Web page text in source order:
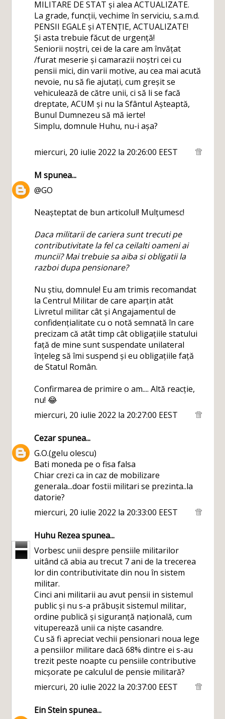
MILITARE DE STAT și alea ACTUALIZATE.
La grade, funcții, vechime în serviciu, s.a.m.d.
PENSII EGALE și ATENȚIE, ACTUALIZATE!
Și asta trebuie făcut de urgență!
Seniorii noștri, cei de la care am învățat
/furat meserie și camarazii noștri cei cu
pensii mici, din varii motive, au cea mai acută
nevoie, nu să fie ajutați, cum greșit se
vehiculează de către unii, ci să li se facă
dreptate, ACUM și nu la Sfântul Așteaptă,
Bunul Dumnezeu să mă ierte!
Simplu, domnule Huhu, nu-i așa?
miercuri, 20 iulie 2022 la 20:26:00 EEST
M spunea...
@GO
Neașteptat de bun articolul! Mulțumesc!
Daca militarii de cariera sunt trecuti pe
contributivitate la fel ca ceilalti oameni ai
muncii? Mai trebuie sa aiba si obligatii la
razboi dupa pensionare?
Nu știu, domnule! Eu am trimis recomandat
la Centrul Militar de care aparțin atât
Livretul militar cât și Angajamentul de
confidențialitate cu o notă semnată în care
precizam că atât timp cât obligațiile statului
față de mine sunt suspendate unilateral
înțeleg să îmi suspend și eu obligațiile față
de Statul Român.
Confirmarea de primire o am.... Altă reacție,
nu! 😂
miercuri, 20 iulie 2022 la 20:27:00 EEST
Cezarspunea...
G.O.(gelu olescu)
Bati moneda pe o fisa falsa
Chiar crezi ca in caz de mobilizare
generala...doar fostii militari se prezinta..la
datorie?
miercuri, 20 iulie 2022 la 20:33:00 EEST
Huhu Rezeaspunea...
Vorbesc unii despre pensiile militarilor
uitând că abia au trecut 7 ani de la trecerea
lor din contributivitate din nou în sistem
militar.
Cinci ani militarii au avut pensii in sistemul
public și nu s-a prăbușit sistemul militar,
ordine publică și siguranță națională, cum
vituperează unii ca niște casandre.
Cu să fi apreciat vechii pensionari noua lege
a pensiilor militare dacă 68% dintre ei s-au
trezit peste noapte cu pensiile contributive
micșorate pe calculul de pensie militară?
miercuri, 20 iulie 2022 la 20:37:00 EEST
Ein Steinspunea...